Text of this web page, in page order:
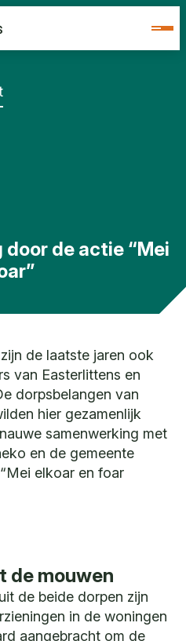
de actie “Mei
de laatste jaren ook
van Easterlittens en
dorpsbelangen van
hier gezamenlijk
samenwerking met
en de gemeente
elkoar en foar
de mouwen
de beide dorpen zijn
in de woningen
aangebracht om de